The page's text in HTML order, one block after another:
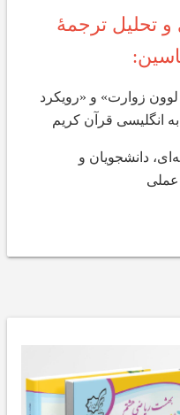
تحلیل ترجمۀ
زوارت» و «رویکرد
انگلیسی قرآن کریم
دانشجویان و
عملی